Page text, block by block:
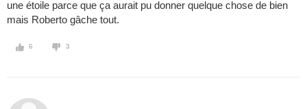
une étoile parce que ça aurait pu donner quelque chose de bien
mais Roberto gâche tout.
6 3